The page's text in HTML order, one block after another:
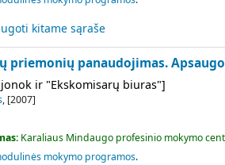
kitame sąraše
priemonių panaudojimas.
ir "Ekskomisarų biuras"]
, [2007]
Karaliaus Mindaugo profesinio mokymo
mokymo programos.